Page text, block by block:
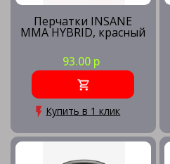
Перчатки INSANE
MMA HYBRID, красный
93.00 р
Купить в 1 клик